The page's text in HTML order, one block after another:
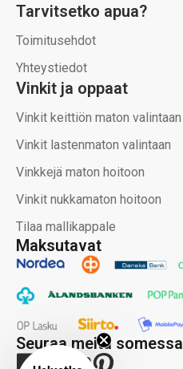
Maksutavat
Seuraa meitä somessa
Tarvitsetko apua?
Toimitusehdot
Yhteystiedot
Vinkit ja oppaat
Vinkit keittiön maton valintaan
Vinkit lastenmaton valintaan
Vinkkejä maton hoitoon
Vinkit nukkamaton hoitoon
Tilaa mallikappale